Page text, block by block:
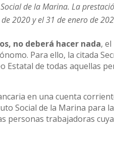
de la Marina. La
2020 y el 31 de enero de
no deberá hacer nada,
Para ello, la citada
Estatal de todas aquellas
en una cuenta
Social de la Marina para
personas trabajadoras